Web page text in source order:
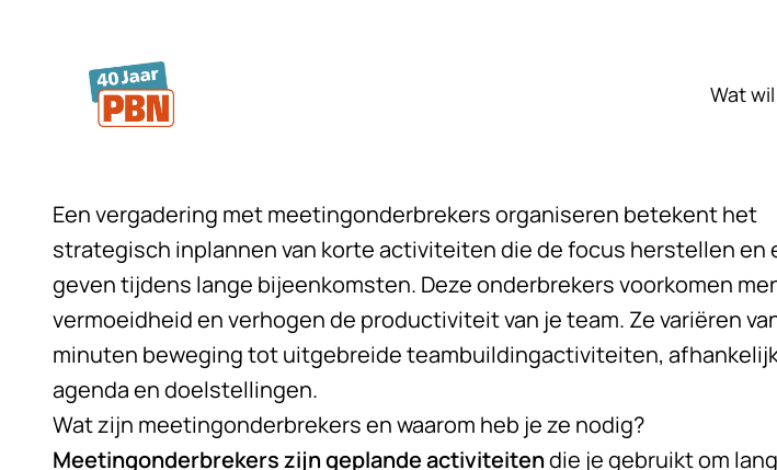
Wat
Eenvergadering met meetingonderbrekers organiseren betekent het
strategisch inplannen van korte activiteiten die de focus herstellen en
geven tijdens lange bijeenkomsten. Deze onderbrekers voorkomen
vermoeidheid en verhogen de productiviteit van je team. Ze variëren
minuten beweging tot uitgebreide teambuildingactiviteiten,
agenda en doelstellingen.
Wat zijn meetingonderbrekers en waarom heb je ze nodig?
Meetingonderbrekers zijn geplande activiteitendie je gebruikt om